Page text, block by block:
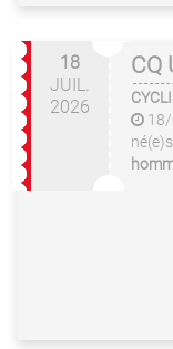
18
JUIL.
2026
CQ